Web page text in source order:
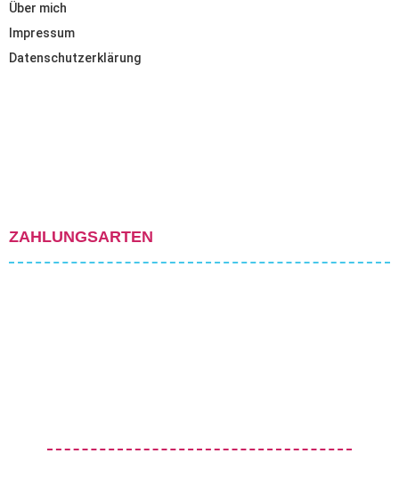
Über mich
Impressum
Datenschutzerklärung
ZAHLUNGSARTEN